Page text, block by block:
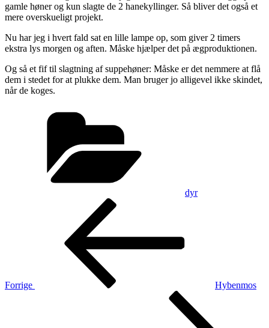
gamle høner og kun slagte de 2 hanekyllinger. Så bliver det også et
mere overskueligt projekt.
Nu har jeg i hvert fald sat en lille lampe op, som giver 2 timers
ekstra lys morgen og aften. Måske hjælper det på ægproduktionen.
Og så et fif til slagtning af suppehøner: Måske er det nemmere at flå
dem i stedet for at plukke dem. Man bruger jo alligevel ikke skindet,
når de koges.
dyr
Indlægsnavigation
Forrige
Hybenmos